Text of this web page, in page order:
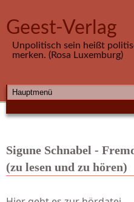
Geest-Verlag
Unpolitisch sein heißt
merken. (Rosa Luxemburg)
HAUPTMENÜ
Sigune Schnabel -
(zu lesen und zu hören)